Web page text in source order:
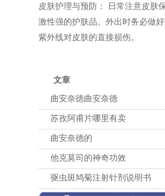
皮肤护理与预防： 日常注意皮肤
激性强的护肤品。外出时务必做
紫外线对皮肤的直接损伤。
文章
曲安奈德曲安奈德
苏孜阿甫片哪里有卖
曲安奈德的
他克莫司的神奇功效
驱虫斑鸠菊注射针剂说明书